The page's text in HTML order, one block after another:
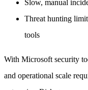
Slow, manual
Threat hunting
tools
With Microsoft security
and operational scale